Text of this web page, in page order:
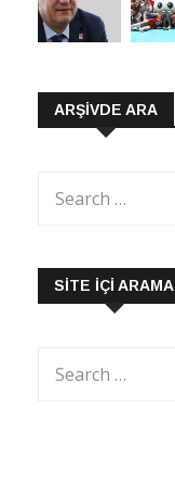
ARŞIVDE ARA
SITE İÇI ARAMA